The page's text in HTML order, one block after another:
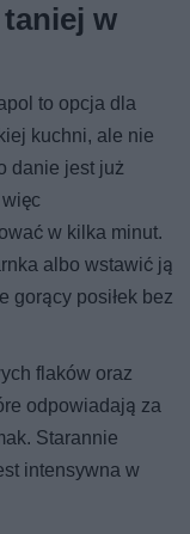
taniej w
to opcja dla
kuchni, ale nie
danie jest już
w kilka minut.
albo wstawić ją
gorący posiłek bez
flaków oraz
odpowiadają za
Starannie
intensywna w